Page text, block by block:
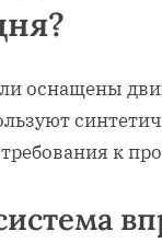
оснащены
к